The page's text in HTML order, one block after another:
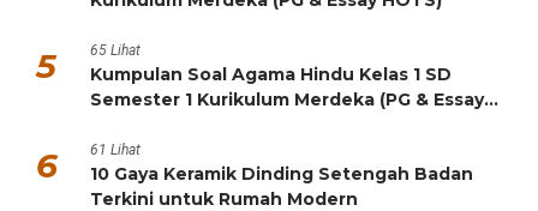
5 65 Lihat
Kumpulan Soal Agama Hindu Kelas 1 SD
Semester 1 Kurikulum Merdeka (PG & Essay
6 61 Lihat
10 Gaya Keramik Dinding Setengah Badan
Terkini untuk Rumah Modern